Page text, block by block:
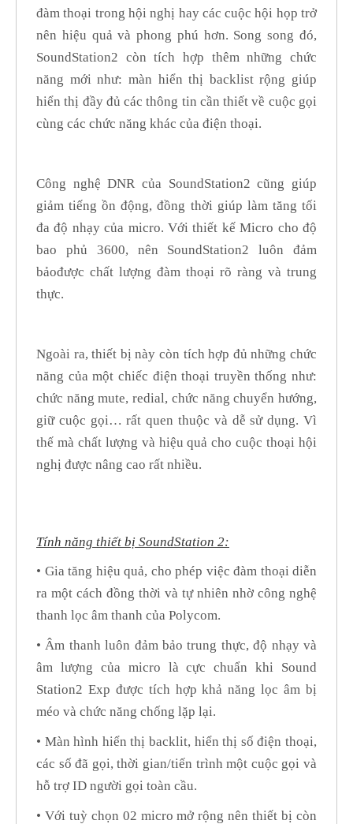
đàm thoại trong hội nghị hay các cuộc hội họp trở
nên hiệu quả và phong phú hơn. Song song đó,
SoundStation2 còn tích hợp thêm những chức
năng mới như: màn hiển thị backlist rộng giúp
hiển thị đầy đủ các thông tin cần thiết về cuộc gọi
cùng các chức năng khác của điện thoại.
Công nghệ DNR của SoundStation2 cũng giúp
giảm tiếng ồn động, đồng thời giúp làm tăng tối
đa độ nhạy của micro. Với thiết kế Micro cho độ
bao phủ 3600, nên SoundStation2 luôn đảm
bảođược chất lượng đàm thoại rõ ràng và trung
thực.
Ngoài ra, thiết bị này còn tích hợp đủ những chức
năng của một chiếc điện thoại truyền thống như:
chức năng mute, redial, chức năng chuyển hướng,
giữ cuộc gọi… rất quen thuộc và dễ sử dụng. Vì
thế mà chất lượng và hiệu quả cho cuộc thoại hội
nghị được nâng cao rất nhiều.
Tính năng thiết bị SoundStation 2:
• Gia tăng hiệu quả, cho phép việc đàm thoại diễn
ra một cách đồng thời và tự nhiên nhờ công nghệ
thanh lọc âm thanh của Polycom.
• Âm thanh luôn đảm bảo trung thực, độ nhạy và
âm lượng của micro là cực chuẩn khi Sound
Station2 Exp được tích hợp khả năng lọc âm bị
méo và chức năng chống lặp lại.
• Màn hình hiển thị backlit, hiển thị số điện thoại,
các số đã gọi, thời gian/tiến trình một cuộc gọi và
hỗ trợ ID người gọi toàn cầu.
• Với tuỳ chọn 02 micro mở rộng nên thiết bị còn